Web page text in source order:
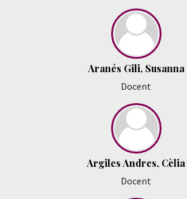
Aranés Gili, Susanna
Docent
Argiles Andres, Cèlia
Docent